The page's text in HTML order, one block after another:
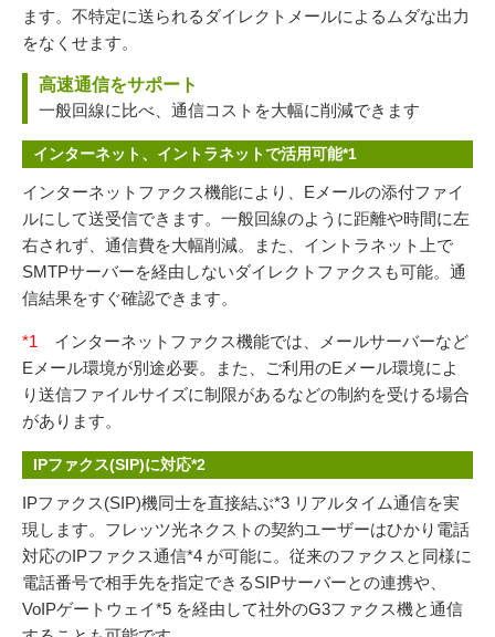
ます。不特定に送られるダイレクトメールによるムダな出力
をなくせます。
高速通信をサポート
一般回線に比べ、通信コストを大幅に削減できます
インターネット、イントラネットで活用可能*1
インターネットファクス機能により、Eメールの添付ファイ
ルにして送受信できます。一般回線のように距離や時間に左
右されず、通信費を大幅削減。また、イントラネット上で
SMTPサーバーを経由しないダイレクトファクスも可能。通
信結果をすぐ確認できます。
*1 インターネットファクス機能では、メールサーバーなど
Eメール環境が別途必要。また、ご利用のEメール環境によ
り送信ファイルサイズに制限があるなどの制約を受ける場合
があります。
IPファクス(SIP)に対応*2
IPファクス(SIP)機同士を直接結ぶ*3 リアルタイム通信を実
現します。フレッツ光ネクストの契約ユーザーはひかり電話
対応のIPファクス通信*4 が可能に。従来のファクスと同様に
電話番号で相手先を指定できるSIPサーバーとの連携や、
VoIPゲートウェイ*5 を経由して社外のG3ファクス機と通信